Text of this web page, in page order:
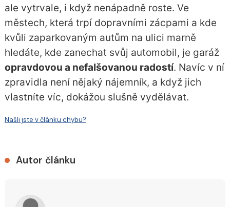
ale vytrvale, i když nenápadně roste. Ve
městech, která trpí dopravními zácpami a kde
kvůli zaparkovaným autům na ulici marně
hledáte, kde zanechat svůj automobil, je garáž
opravdovou a nefalšovanou radostí. Navíc v ní
zpravidla není nějaký nájemník, a když jich
vlastníte víc, dokážou slušně vydělávat.
Našli jste v článku chybu?
Autor článku